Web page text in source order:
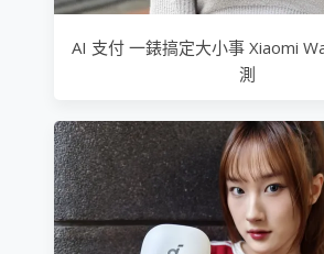
AI 支付 一錶搞定大小事 Xiaomi
測